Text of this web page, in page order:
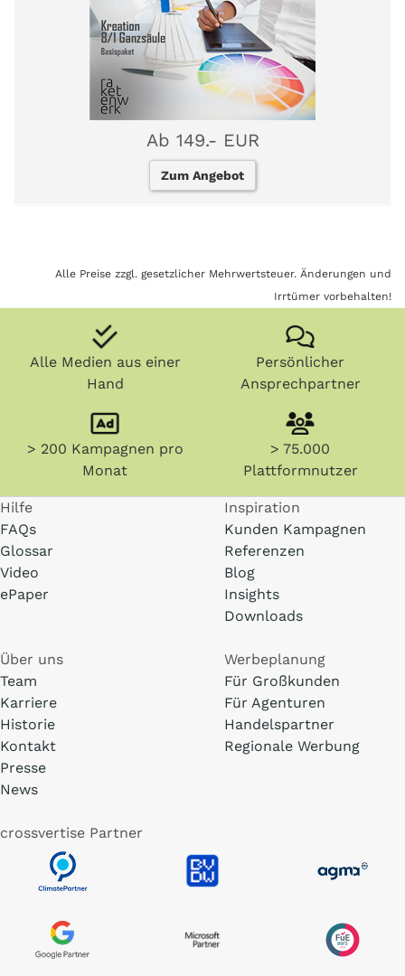
Ab 149.- EUR
Zum Angebot
Alle Preise zzgl. gesetzlicher Mehrwertsteuer. Änderungen und
Irrtümer vorbehalten!
Alle Medien aus einer
Hand
Persönlicher
Ansprechpartner
> 200 Kampagnen pro
Monat
> 75.000
Plattformnutzer
Hilfe
FAQs
Glossar
Video
ePaper
Inspiration
Kunden Kampagnen
Referenzen
Blog
Insights
Downloads
Über uns
Team
Karriere
Historie
Kontakt
Presse
News
Werbeplanung
Für Großkunden
Für Agenturen
Handelspartner
Regionale Werbung
crossvertise Partner